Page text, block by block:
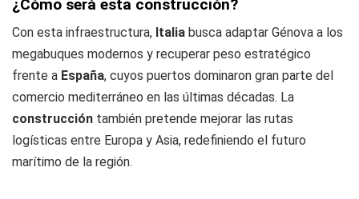
¿Cómo será esta construcción?
Con esta infraestructura, Italia busca adaptar Génova a los
megabuques modernos y recuperar peso estratégico
frente a España, cuyos puertos dominaron gran parte del
comercio mediterráneo en las últimas décadas. La
construcción también pretende mejorar las rutas
logísticas entre Europa y Asia, redefiniendo el futuro
marítimo de la región.